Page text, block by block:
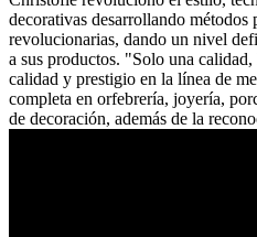
decorativas desarrollando métodos
revolucionarias, dando un nivel
a sus productos. "Solo una
calidad y prestigio en la línea de
completa en orfebrería, joyería,
de decoración, además de la